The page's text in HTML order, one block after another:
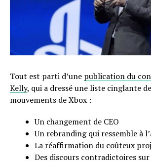
Tout est parti d’une publication du
Kelly, qui a dressé une liste cinglante
mouvements de Xbox :
Un changement de CEO
Un rebranding qui ressemble à
La réaffirmation du coûteux
Des discours contradictoires